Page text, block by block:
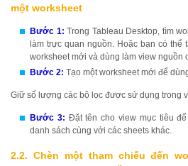
một worksheet
Bước 1: Trong Tableau Desktop, tìm
làm trực quan nguồn. Hoặc bạn có thể
worksheet mới và dùng làm view nguồn
Bước 2: Tạo một worksheet mới để
Giữ số lượng các bộ lọc được sử dụng trong
Bước 3: Đặt tên cho view mục tiêu
danh sách cùng với các sheets khác.
2.2. Chèn một tham chiếu đến